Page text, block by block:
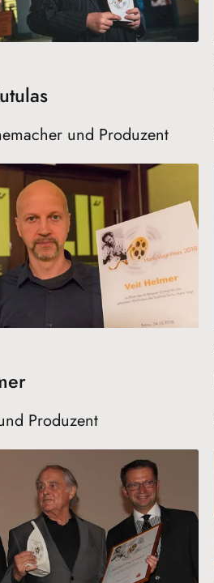
und Produzent
Produzent